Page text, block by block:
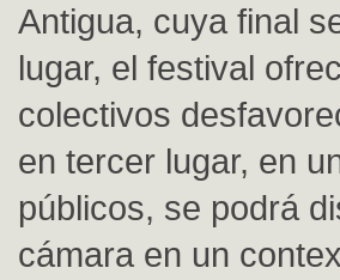
Antigua, cuya final
lugar, el festival
colectivos
en tercer lugar, en
públicos, se podrá
cámara en un